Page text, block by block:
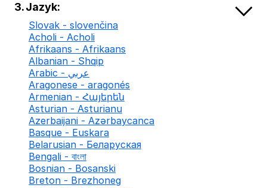
3. Jazyk:
Slovak - slovenčina
Acholi - Acholi
Afrikaans - Afrikaans
Albanian - Shqip
Arabic - عربي
Aragonese - aragonés
Armenian - Հայերեն
Asturian - Asturianu
Azerbaijani - Azərbaycanca
Basque - Euskara
Belarusian - Беларуская
Bengali - বাংলা
Bosnian - Bosanski
Breton - Brezhoneg